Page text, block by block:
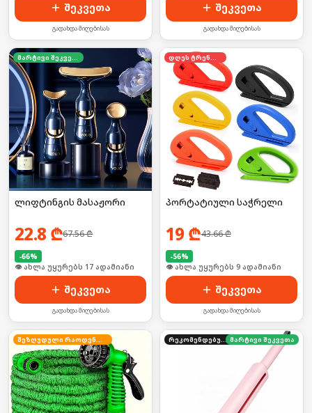
შეკვეთა
გადახდა მიღებისას
შეკვეთა
გადახდა მიღებისას
მარტივი შეკვეთა
ლიფტინგის მასაჟორი
22.8 ₾67.56₾
-66%
🛒 ბოლო 24სთ-ში იყიდა 27-მა
შეკვეთა
გადახდა მიღებისას
დღეს ტრენდში
პორტატიული საჭრელი
19 ₾43.66₾
-56%
🛒 ბოლო 24სთ-ში იყიდა 14-მა
შეკვეთა
გადახდა მიღებისას
შეზღუდული რაოდენობა რეკომენდებული მარტივი შეკვეთა